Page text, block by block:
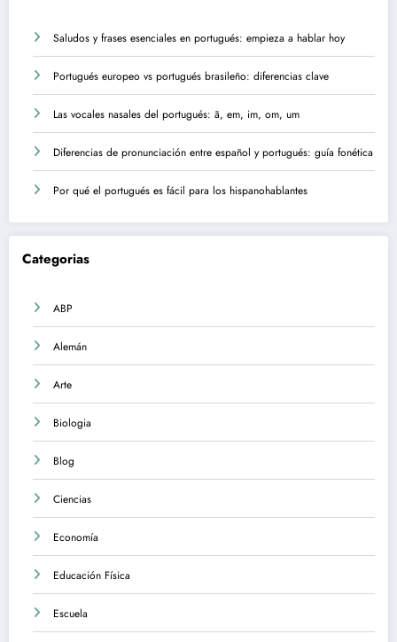
Saludos y frases esenciales en portugués: empieza a hablar hoy
Portugués europeo vs portugués brasileño: diferencias clave
Las vocales nasales del portugués: ã, em, im, om, um
Diferencias de pronunciación entre español y portugués: guía fonética
Por qué el portugués es fácil para los hispanohablantes
Categorias
ABP
Alemán
Arte
Biologia
Blog
Ciencias
Economía
Educación Física
Escuela